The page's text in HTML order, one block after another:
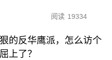
阅读 19334
的反华鹰派，怎么访个
上了？